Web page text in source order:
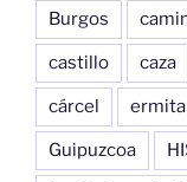
Burgos
castillo caza
cárcel ermita
Guipuzcoa